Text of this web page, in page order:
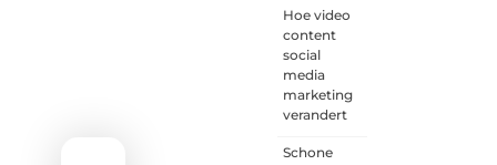
Hoe video
content
social
media
marketing
verandert
Schone